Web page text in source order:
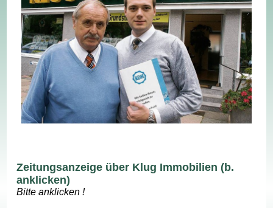
Zeitungsanzeige über Klug Immobilien (b.
anklicken)
Bitte anklicken !